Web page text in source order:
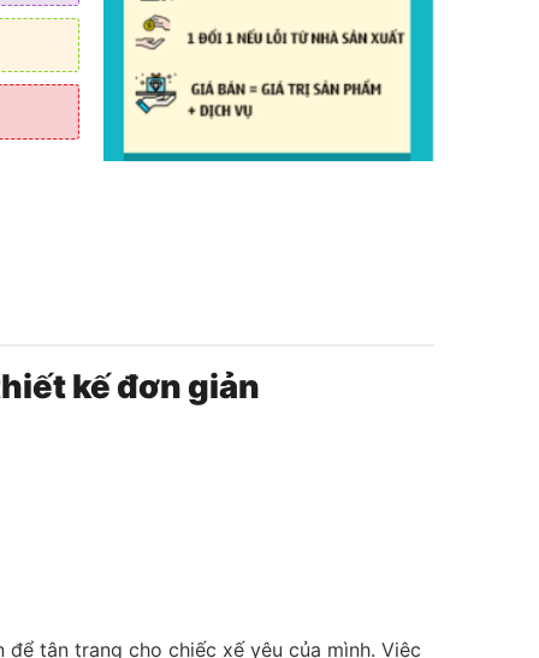
kế đơn giản
tân trang cho chiếc xế yêu của mình. Việc